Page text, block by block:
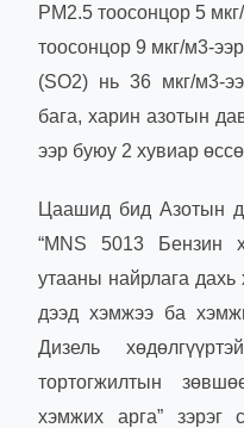
PM2.5 тоосонцор 5
тоосонцор 9 мкг/м3-
(SO2) нь 36 мкг/м3-
бага, харин азотын
ээр буюу 2 хувиар
Цаашид бид Азотын
“MNS 5013 Бензин
утааны найрлага
дээд хэмжээ ба
Дизель
тортогжилтын
хэмжих арга” зэрэг